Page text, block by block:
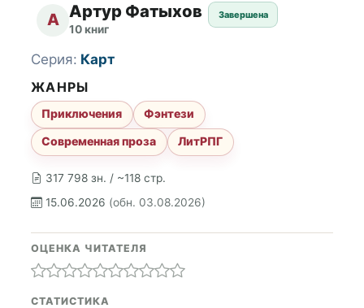
А Артур Фатыхов
10 книг
Завершена
317 798 зн. / ~118 стр.
15.06.2026 (обн. 03.08.2026)
Серия: Карт
ЖАНРЫ
Приключения
Фэнтези
Современная проза
ЛитРПГ
ОЦЕНКА ЧИТАТЕЛЯ
СТАТИСТИКА